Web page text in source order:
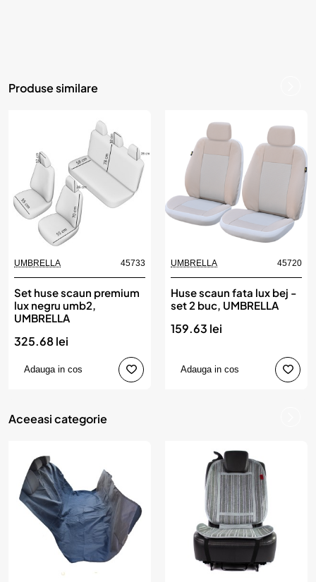
Produse similare
UMBRELLA 45733
Set huse scaun premium
lux negru umb2,
UMBRELLA
325.68 lei
Adauga in cos
UMBRELLA 45720
Huse scaun fata lux bej -
set 2 buc, UMBRELLA
159.63 lei
Adauga in cos
Aceeasi categorie